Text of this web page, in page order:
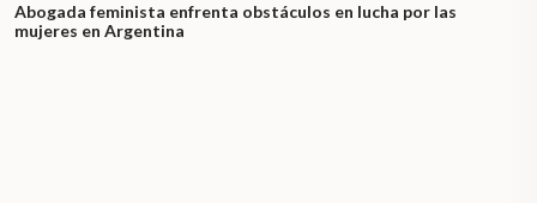
Abogada feminista enfrenta obstáculos en lucha por las
mujeres en Argentina